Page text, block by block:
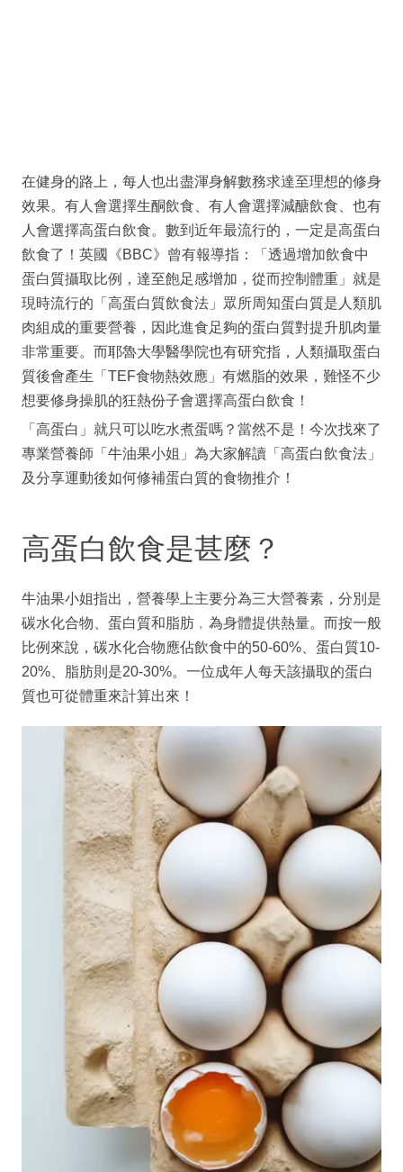
在健身的路上，每人也出盡渾身解數務求達至理想的修身
效果。有人會選擇生酮飲食、有人會選擇減醣飲食、也有
人會選擇高蛋白飲食。數到近年最流行的，一定是高蛋白
飲食了！英國《BBC》曾有報導指：「透過增加飲食中
蛋白質攝取比例，達至飽足感增加，從而控制體重」就是
現時流行的「高蛋白質飲食法」眾所周知蛋白質是人類肌
肉組成的重要營養，因此進食足夠的蛋白質對提升肌肉量
非常重要。而耶魯大學醫學院也有研究指，人類攝取蛋白
質後會產生「TEF食物熱效應」有燃脂的效果，難怪不少
想要修身操肌的狂熱份子會選擇高蛋白飲食！
「高蛋白」就只可以吃水煮蛋嗎？當然不是！今次找來了
專業營養師「牛油果小姐」為大家解讀「高蛋白飲食法」
及分享運動後如何修補蛋白質的食物推介！
高蛋白飲食是甚麼？
牛油果小姐指出，營養學上主要分為三大營養素，分別是
碳水化合物、蛋白質和脂肪﹐為身體提供熱量。而按一般
比例來說，碳水化合物應佔飲食中的50-60%、蛋白質10-
20%、脂肪則是20-30%。一位成年人每天該攝取的蛋白
質也可從體重來計算出來！